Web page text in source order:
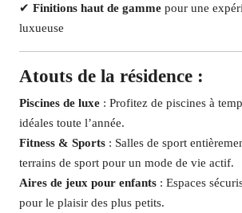
✔ Finitions haut de gamme pour une
luxueuse
Atouts de la résidence :
Piscines de luxe : Profitez de piscines à
idéales toute l’année.
Fitness & Sports : Salles de sport
terrains de sport pour un mode de vie actif.
Aires de jeux pour enfants : Espaces
pour le plaisir des plus petits.